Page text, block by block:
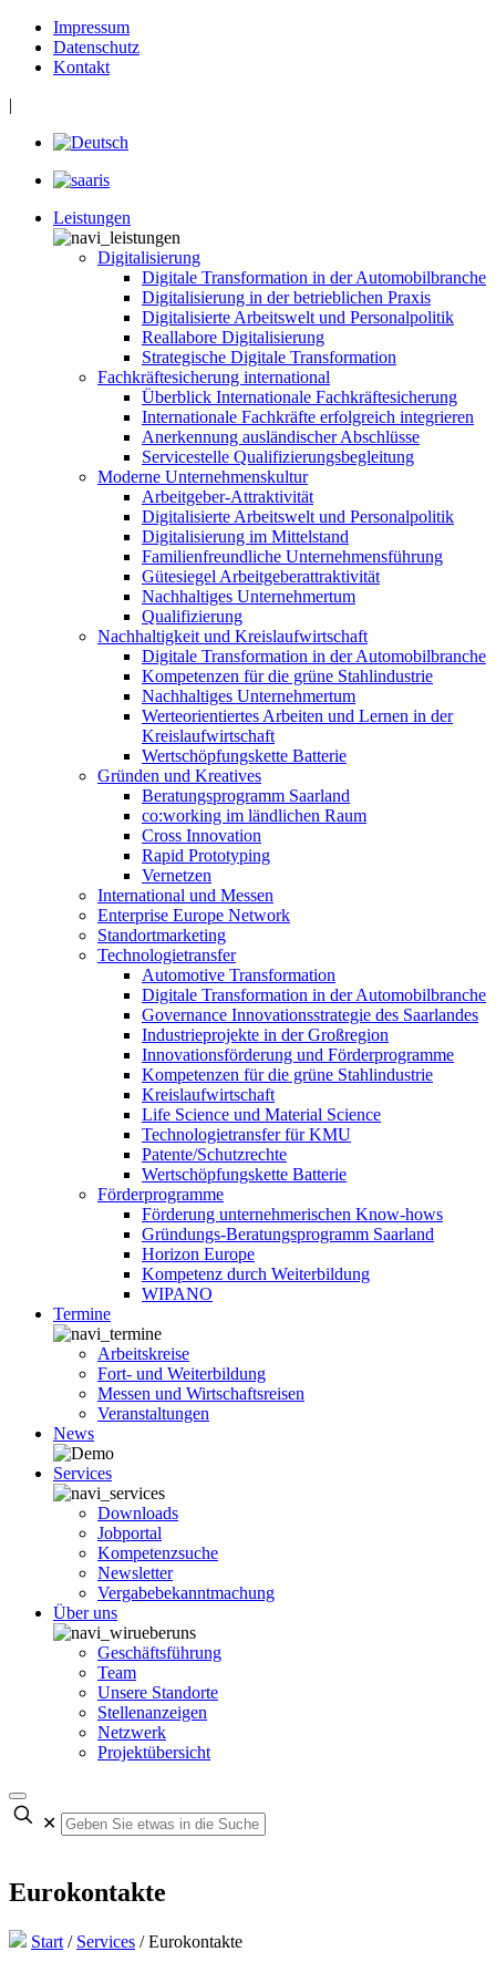
Impressum
Datenschutz
Kontakt
|
Leistungen
Digitalisierung
Digitale Transformation in der Automobilbranche
Digitalisierung in der betrieblichen Praxis
Digitalisierte Arbeitswelt und Personalpolitik
Reallabore Digitalisierung
Strategische Digitale Transformation
Fachkräftesicherung international
Überblick Internationale Fachkräftesicherung
Internationale Fachkräfte erfolgreich integrieren
Anerkennung ausländischer Abschlüsse
Servicestelle Qualifizierungsbegleitung
Moderne Unternehmenskultur
Arbeitgeber-Attraktivität
Digitalisierte Arbeitswelt und Personalpolitik
Digitalisierung im Mittelstand
Familienfreundliche Unternehmensführung
Gütesiegel Arbeitgeberattraktivität
Nachhaltiges Unternehmertum
Qualifizierung
Nachhaltigkeit und Kreislaufwirtschaft
Digitale Transformation in der Automobilbranche
Kompetenzen für die grüne Stahlindustrie
Nachhaltiges Unternehmertum
Werteorientiertes Arbeiten und Lernen in der
Kreislaufwirtschaft
Wertschöpfungskette Batterie
Gründen und Kreatives
Beratungsprogramm Saarland
co:working im ländlichen Raum
Cross Innovation
Rapid Prototyping
Vernetzen
International und Messen
Enterprise Europe Network
Standortmarketing
Technologietransfer
Automotive Transformation
Digitale Transformation in der Automobilbranche
Governance Innovationsstrategie des Saarlandes
Industrieprojekte in der Großregion
Innovationsförderung und Förderprogramme
Kompetenzen für die grüne Stahlindustrie
Kreislaufwirtschaft
Life Science und Material Science
Technologietransfer für KMU
Patente/Schutzrechte
Wertschöpfungskette Batterie
Förderprogramme
Förderung unternehmerischen Know-hows
Gründungs-Beratungsprogramm Saarland
Horizon Europe
Kompetenz durch Weiterbildung
WIPANO
Termine
Arbeitskreise
Fort- und Weiterbildung
Messen und Wirtschaftsreisen
Veranstaltungen
News
Services
Downloads
Jobportal
Kompetenzsuche
Newsletter
Vergabebekanntmachung
Über uns
Geschäftsführung
Team
Unsere Standorte
Stellenanzeigen
Netzwerk
Projektübersicht
✕
Eurokontakte
Start / Services /Eurokontakte